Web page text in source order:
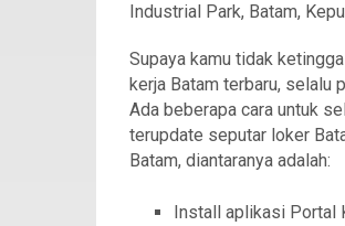
Industrial Park, Batam,
Supaya kamu tidak
kerja Batam terbaru, selalu
Ada beberapa cara untuk
terupdate seputar loker
Batam, diantaranya adalah:
Install aplikasi Portal